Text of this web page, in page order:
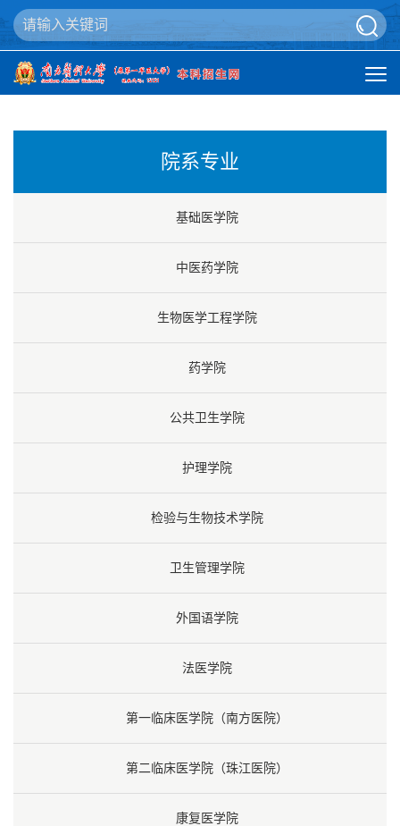
院系专业
基础医学院
中医药学院
生物医学工程学院
药学院
公共卫生学院
护理学院
检验与生物技术学院
卫生管理学院
外国语学院
法医学院
第一临床医学院（南方医院）
第二临床医学院（珠江医院）
康复医学院